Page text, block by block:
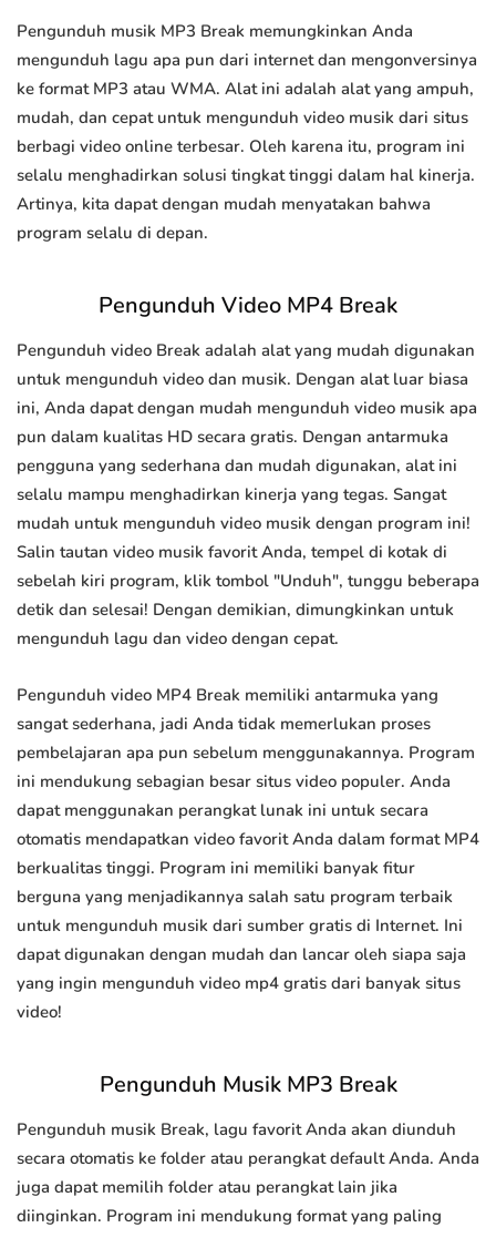
Pengunduh musik MP3 Break memungkinkan Anda
mengunduh lagu apa pun dari internet dan mengonversinya
ke format MP3 atau WMA. Alat ini adalah alat yang ampuh,
mudah, dan cepat untuk mengunduh video musik dari situs
berbagi video online terbesar. Oleh karena itu, program ini
selalu menghadirkan solusi tingkat tinggi dalam hal kinerja.
Artinya, kita dapat dengan mudah menyatakan bahwa
program selalu di depan.
Pengunduh Video MP4 Break
Pengunduh video Break adalah alat yang mudah digunakan
untuk mengunduh video dan musik. Dengan alat luar biasa
ini, Anda dapat dengan mudah mengunduh video musik apa
pun dalam kualitas HD secara gratis. Dengan antarmuka
pengguna yang sederhana dan mudah digunakan, alat ini
selalu mampu menghadirkan kinerja yang tegas. Sangat
mudah untuk mengunduh video musik dengan program ini!
Salin tautan video musik favorit Anda, tempel di kotak di
sebelah kiri program, klik tombol "Unduh", tunggu beberapa
detik dan selesai! Dengan demikian, dimungkinkan untuk
mengunduh lagu dan video dengan cepat.
Pengunduh video MP4 Break memiliki antarmuka yang
sangat sederhana, jadi Anda tidak memerlukan proses
pembelajaran apa pun sebelum menggunakannya. Program
ini mendukung sebagian besar situs video populer. Anda
dapat menggunakan perangkat lunak ini untuk secara
otomatis mendapatkan video favorit Anda dalam format MP4
berkualitas tinggi. Program ini memiliki banyak fitur
berguna yang menjadikannya salah satu program terbaik
untuk mengunduh musik dari sumber gratis di Internet. Ini
dapat digunakan dengan mudah dan lancar oleh siapa saja
yang ingin mengunduh video mp4 gratis dari banyak situs
video!
Pengunduh Musik MP3 Break
Pengunduh musik Break, lagu favorit Anda akan diunduh
secara otomatis ke folder atau perangkat default Anda. Anda
juga dapat memilih folder atau perangkat lain jika
diinginkan. Program ini mendukung format yang paling